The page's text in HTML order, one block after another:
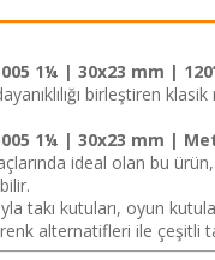
1¼ | 30x23 mm |
birleştiren
1¼ | 30x23 mm |
ideal olan bu
takı kutuları, oyun
alternatifleri ile çeşitli